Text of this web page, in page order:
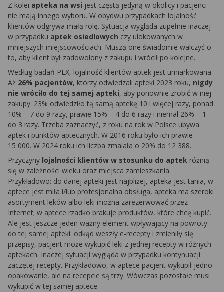
Z kolei apteka na wsi jest częstą jedyną w okolicy i pacjenci
nie mają innego wyboru. W obydwu przypadkach lojalność
klientów odgrywa małą rolę. Sytuacja wygląda zupełnie inaczej
w przypadku aptek osiedlowych czy ulokowanych w
mniejszych miejscowościach. Muszą one świadomie walczyć o
to, aby klient był zadowolony z zakupu i wrócił po kolejne.
Według badań PEX, lojalność klientów aptek jest umiarkowana.
Aż 26% pacjentów, którzy odwiedzali apteki 2023 roku, nigdy
nie wróciło do tej samej apteki, aby ponownie zrobić w niej
zakupy. 23% odwiedziło tą samą aptekę 10 i więcej razy, ponad
10% – 7 do 9 razy, prawie 15% – 4 do 6 razy i niemal 26% – 1
do 3 razy. Trzeba zaznaczyć, z roku na rok w Polsce ubywa
aptek i punktów aptecznych. W 2016 roku było ich prawie
15 000. W 2024 roku ich liczba zmalała o 20% do 12 388.
Przyczyny lojalności klientów w stosunku do aptek różnią
się w zależności wieku oraz miejsca zamieszkania.
Przykładowo: do danej apteki jest najbliżej, apteka jest tania, w
aptece jest miła i/lub profesjonalna obsługa, apteka ma szeroki
asortyment leków albo leki można zarezerwować przez
Internet; w aptece rzadko brakuje produktów, które chcę kupić.
Ale jest jeszcze jeden ważny element wpływający na powroty
do tej samej apteki: odkąd weszły e-recepty i zmieniły się
przepisy, pacjent może wykupić leki z jednej recepty w różnych
aptekach. Inaczej sytuacji wygląda w przypadku kontynuacji
zaczętej recepty. Przykładowo, w aptece pacjent wykupił jedno
opakowanie, ale na recepcie są trzy. Wówczas pozostałe musi
wykupić w tej samej aptece.